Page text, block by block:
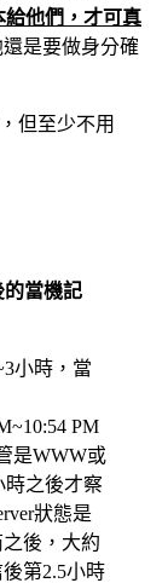
他們，才可真
是要做身分確
但至少不用
當機記
小時，當
PM
是WWW或
時之後才察
狀態是
後，大約
第2.5小時